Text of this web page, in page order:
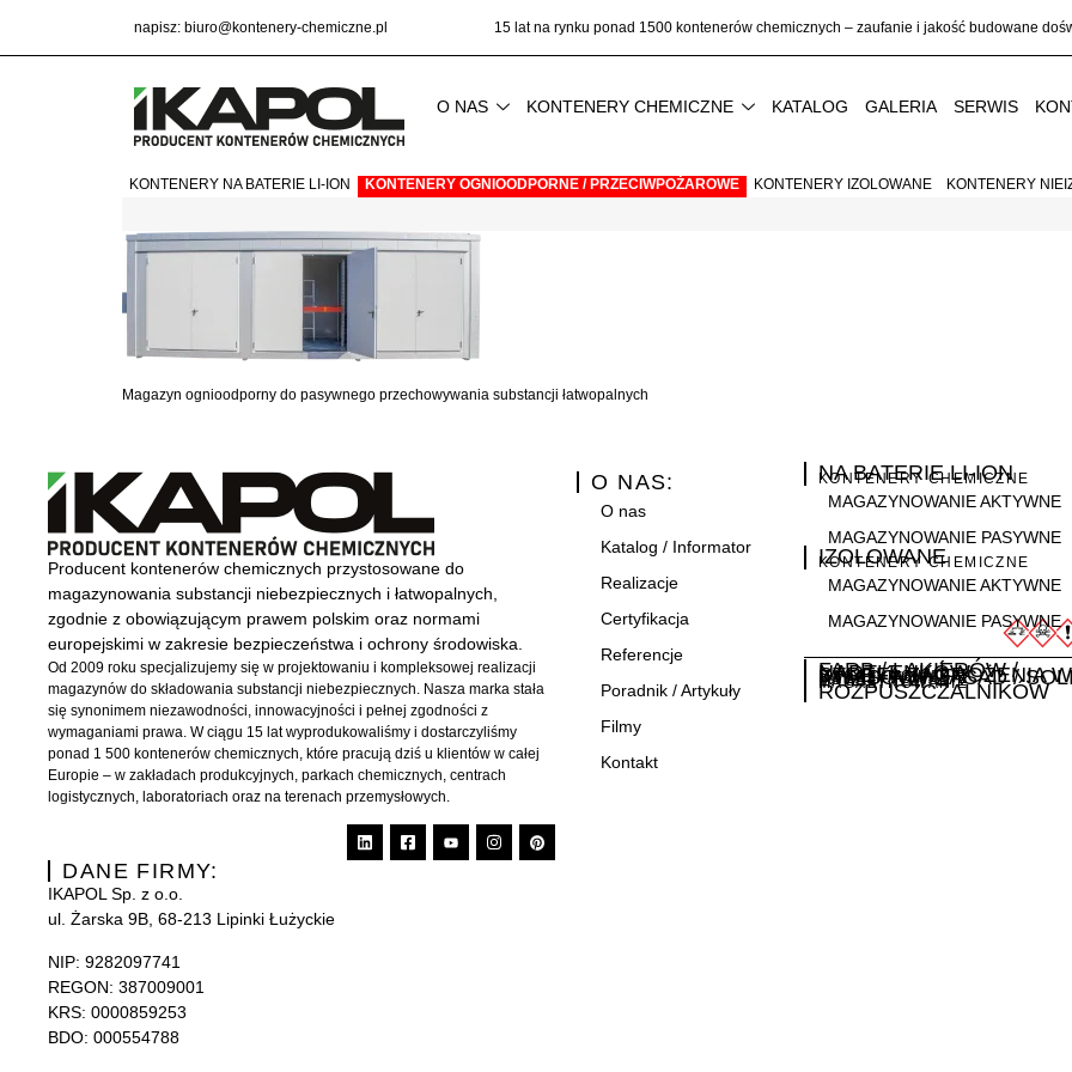
napisz: biuro@kontenery-chemiczne.pl 15 latna rynku ponad 1500 kontenerów chemicznych – zaufanie i jakość budowane
O NAS KONTENERY CHEMICZNE KATALOG GALERIA SERWIS
KONTENERY NA BATERIE LI-ION KONTENERY OGNIOODPORNE / PRZECIWPOŻAROWE KONTENERY IZOLOWANE KONTENERY
Magazyn ognioodporny do pasywnego przechowywania substancji łatwopalnych
Producent kontenerów chemicznych przystosowane do
magazynowania substancji niebezpiecznych i łatwopalnych,
zgodnie z obowiązującym prawem polskim oraz normami
europejskimi w zakresie bezpieczeństwa i ochrony środowiska.
Od 2009 roku specjalizujemy się w projektowaniu i kompleksowej realizacji
magazynów do składowania substancji niebezpiecznych. Nasza marka stała
się synonimem niezawodności, innowacyjności i pełnej zgodności z
wymaganiami prawa. W ciągu 15 lat wyprodukowaliśmy i dostarczyliśmy
ponad 1 500 kontenerów chemicznych, które pracują dziś u klientów w całej
Europie – w zakładach produkcyjnych, parkach chemicznych, centrach
logistycznych, laboratoriach oraz na terenach przemysłowych.
DANE FIRMY:
IKAPOL Sp. z o.o.
ul. Żarska 9B, 68-213 Lipinki Łużyckie
NIP: 9282097741
REGON: 387009001
KRS: 0000859253
BDO: 000554788
O NAS:
O nas
Katalog / Informator
Realizacje
Certyfikacja
Referencje
Poradnik / Artykuły
Filmy
Kontakt
KONTENERY CHEMICZNE
NA BATERIE LI-ION
MAGAZYNOWANIE AKTYWNE
MAGAZYNOWANIE PASYWNE
KONTENERY CHEMICZNE
IZOLOWANE
MAGAZYNOWANIE AKTYWNE
MAGAZYNOWANIE PASYWNE
MAGAZYNOWANIE
KWASÓW / ZASAD /
MAGAZYNOWANIE
STREFA ZAGROŻENIA
MAGAZYNOWANIE
NADTLENKÓW
MAGAZYNOWANIE
FARB / LAKIERÓW /
ROZPUSZCZALNIKÓW